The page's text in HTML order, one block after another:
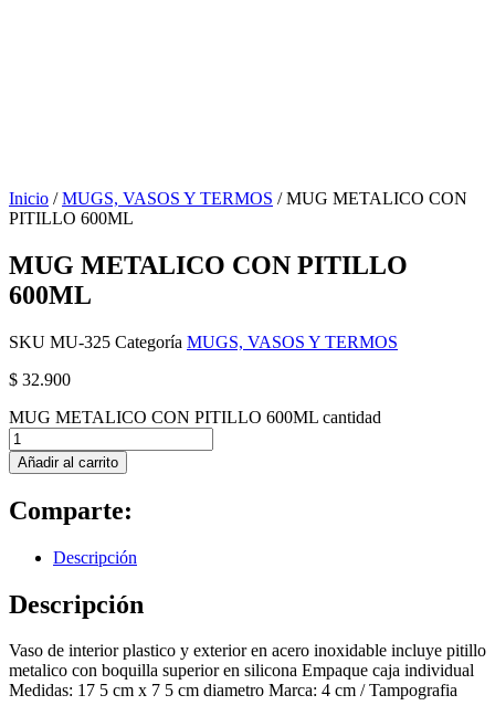
Inicio /MUGS, VASOS Y TERMOS / MUG METALICO CON
PITILLO 600ML
MUG METALICO CON PITILLO
600ML
SKU MU-325 Categoría MUGS, VASOS Y TERMOS
$ 32.900
MUG METALICO CON PITILLO 600ML cantidad
Añadir al carrito
Comparte:
Descripción
Descripción
Vaso de interior plastico y exterior en acero inoxidable incluye pitillo
metalico con boquilla superior en silicona Empaque caja individual
Medidas: 17 5 cm x 7 5 cm diametro Marca: 4 cm / Tampografia